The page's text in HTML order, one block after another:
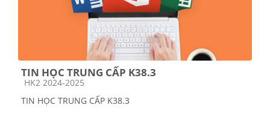
TIN HỌC TRUNG CẤP K38.3
Course category
HK2 2024-2025
TIN HỌC TRUNG CẤP K38.3